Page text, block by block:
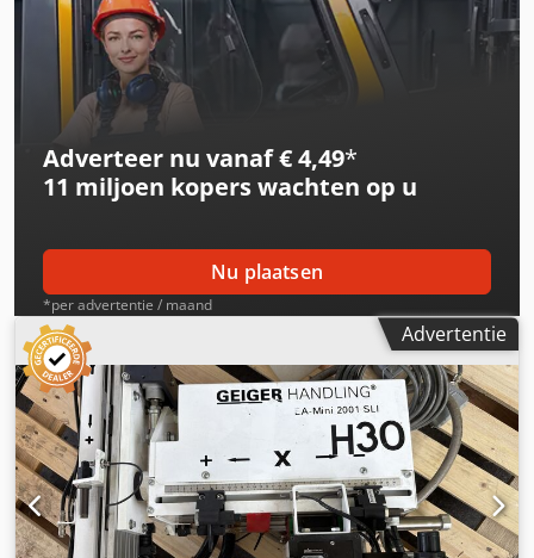
5.0 XD Voorraadnummer: 503650 Dedpfxexuhkks Ac Ujkr
Machinetype/Apparaattype: Handling Fabrikant: Geiger
Type: MotionLiner 5.0 XD Bouwjaar: 2022 Hanteergewicht:
5 kg Slag X-as: 600 mm Slag Y-as: 1200 mm Slag Z-as: 1600
mm Interface: EUR 67 Toebehoren: EASYTouch HT320Z
Adverteer nu vanaf € 4,49*
11 miljoen koperswachten op u
Nu plaatsen
*per advertentie / maand
Advertentie